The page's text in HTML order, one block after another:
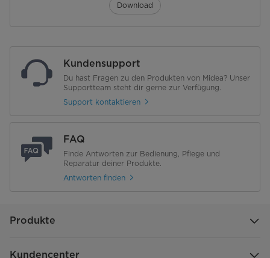
Innenraum & Zubehör
Anzahl Backbleche und Roste 2 Backbleche, 1 Backrost
Garraum Volumen [l]
Garraum
Download
Kundensupport
Du hast Fragen zu den Produkten von Midea? Unser
Supportteam steht dir gerne zur Verfügung.
Support kontaktieren
FAQ
Finde Antworten zur Bedienung, Pflege und
Reparatur deiner Produkte.
Antworten finden
Produkte
Kundencenter